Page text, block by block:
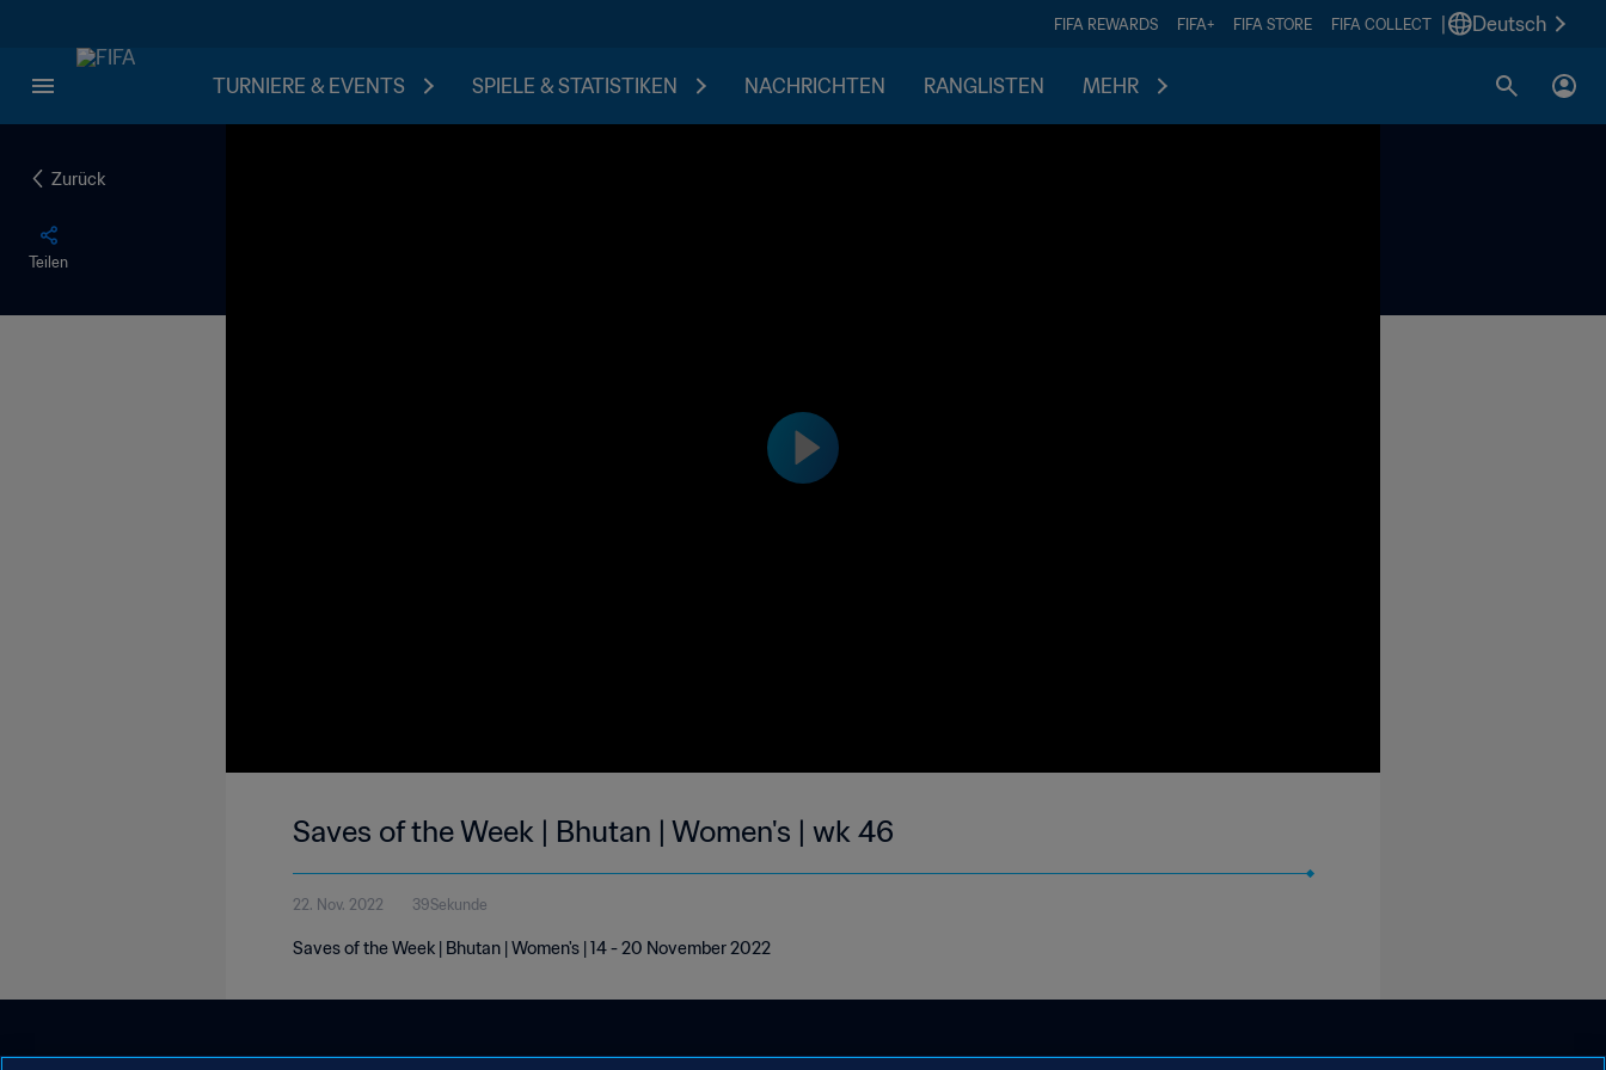
FIFA REWARDS FIFA+ FIFA STORE FIFA COLLECT Deutsch
TURNIERE & EVENTS SPIELE & STATISTIKEN NACHRICHTEN RANGLISTEN MEHR
Zurück
Teilen
Saves of the Week | Bhutan | Women's | wk 46
22. Nov. 2022 39Sekunde
Saves of the Week | Bhutan | Women's | 14 - 20 November 2022